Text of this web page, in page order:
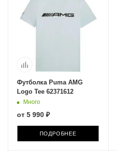
Футболка Puma AMG
Logo Tee 62371612
Много
от 5 990 ₽
ПОДРОБНЕЕ